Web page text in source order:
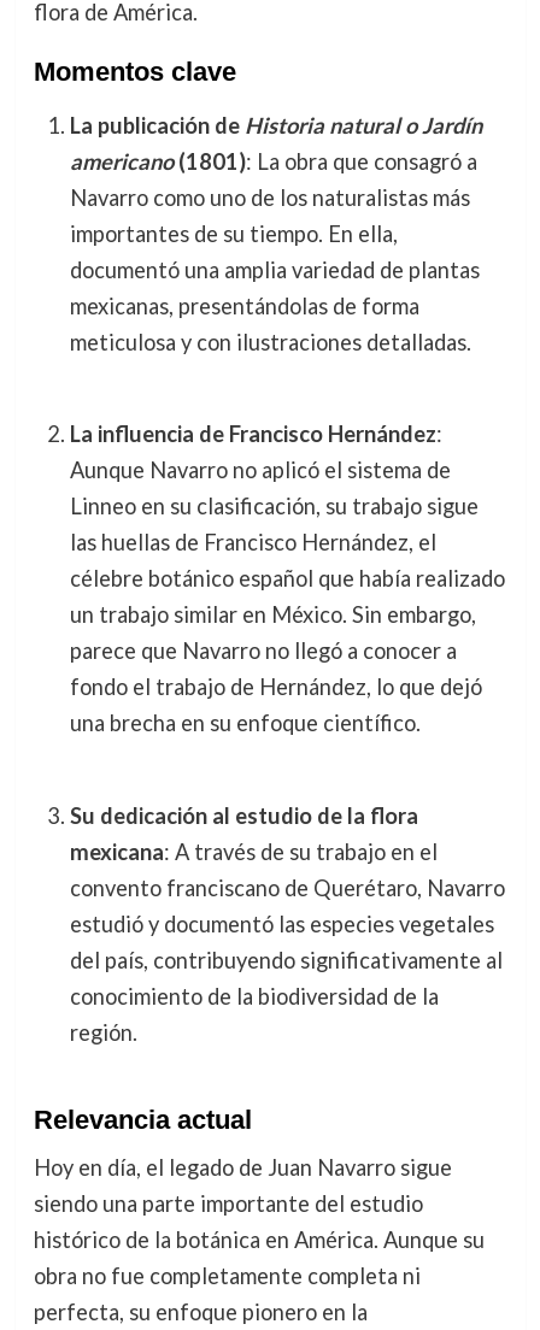
flora de América.
Momentos clave
La publicación de Historia natural o Jardín
americano(1801): La obra que consagró a
Navarro como uno de los naturalistas más
importantes de su tiempo. En ella,
documentó una amplia variedad de plantas
mexicanas, presentándolas de forma
meticulosa y con ilustraciones detalladas.
La influencia de Francisco Hernández:
Aunque Navarro no aplicó el sistema de
Linneo en su clasificación, su trabajo sigue
las huellas de Francisco Hernández, el
célebre botánico español que había realizado
un trabajo similar en México. Sin embargo,
parece que Navarro no llegó a conocer a
fondo el trabajo de Hernández, lo que dejó
una brecha en su enfoque científico.
Su dedicación al estudio de la flora
mexicana: A través de su trabajo en el
convento franciscano de Querétaro, Navarro
estudió y documentó las especies vegetales
del país, contribuyendo significativamente al
conocimiento de la biodiversidad de la
región.
Relevancia actual
Hoy en día, el legado de Juan Navarro sigue
siendo una parte importante del estudio
histórico de la botánica en América. Aunque su
obra no fue completamente completa ni
perfecta, su enfoque pionero en la